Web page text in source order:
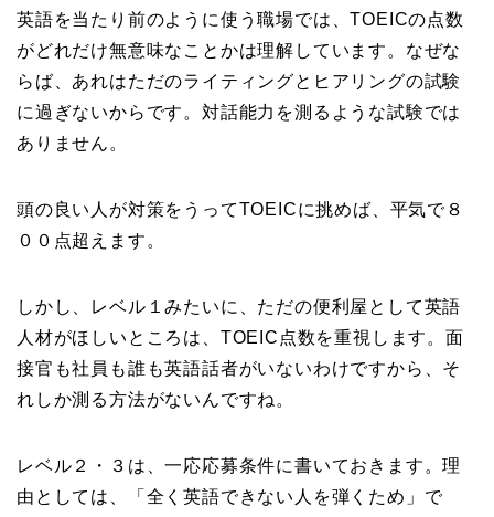
英語を当たり前のように使う職場では、TOEICの点数
がどれだけ無意味なことかは理解しています。なぜな
らば、あれはただのライティングとヒアリングの試験
に過ぎないからです。対話能力を測るような試験では
ありません。
頭の良い人が対策をうってTOEICに挑めば、平気で８
００点超えます。
しかし、レベル１みたいに、ただの便利屋として英語
人材がほしいところは、TOEIC点数を重視します。面
接官も社員も誰も英語話者がいないわけですから、そ
れしか測る方法がないんですね。
レベル２・３は、一応応募条件に書いておきます。理
由としては、「全く英語できない人を弾くため」で